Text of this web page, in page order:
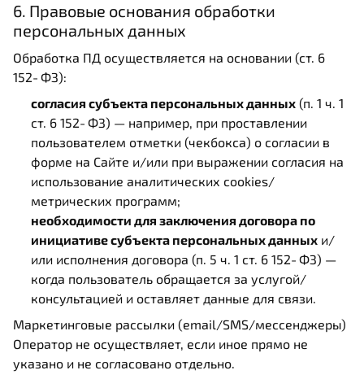
6. Правовые основания обработки
персональных данных
Обработка ПД осуществляется на основании (ст. 6
152‑ФЗ):
согласия субъекта персональных данных (п. 1 ч. 1
ст. 6 152‑ФЗ) — например, при проставлении
пользователем отметки (чекбокса) о согласии в
форме на Сайте и/или при выражении согласия на
использование аналитических cookies/
метрических программ;
необходимости для заключения договора по
инициативе субъекта персональных данных и/
или исполнения договора (п. 5 ч. 1 ст. 6 152‑ФЗ) —
когда пользователь обращается за услугой/
консультацией и оставляет данные для связи.
Маркетинговые рассылки (email/SMS/мессенджеры)
Оператор не осуществляет, если иное прямо не
указано и не согласовано отдельно.